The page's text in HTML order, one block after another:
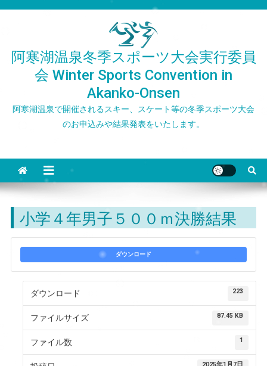
阿寒湖温泉冬季スポーツ大会実行委員
会 Winter Sports Convention in
Akanko-Onsen
阿寒湖温泉で開催されるスキー、スケート等の冬季スポーツ大会
のお申込みや結果発表をいたします。
小学４年男子５００ｍ決勝結果
ダウンロード
ダウンロード 223
ファイルサイズ 87.45 KB
ファイル数 1
2025年1月7日